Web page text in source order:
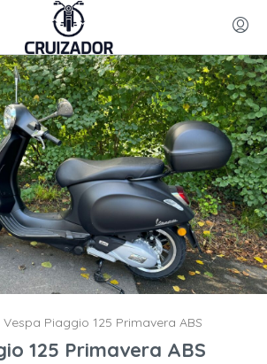
Vespa Piaggio 125 Primavera ABS
125 Primavera ABS